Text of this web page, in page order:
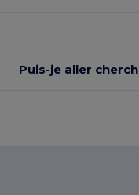
Puis-je aller